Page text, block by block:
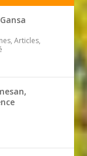
Articles,